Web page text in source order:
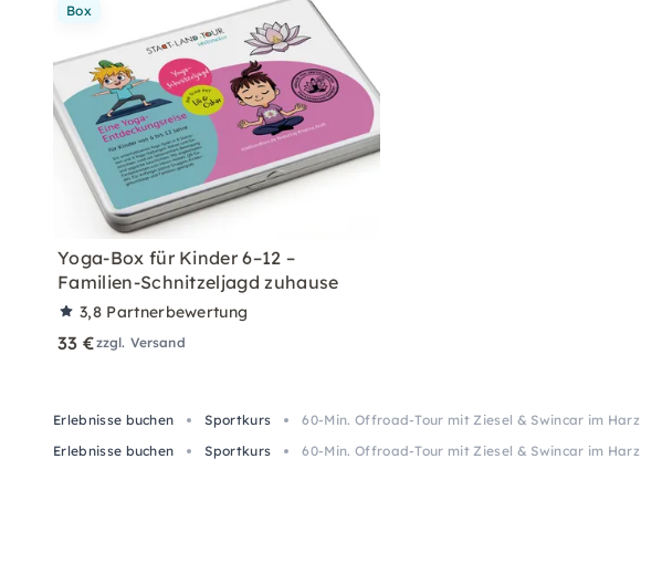
Box
Yoga-Box für Kinder 6–12 –
Familien-Schnitzeljagd zuhause
3,8 Partnerbewertung
33 €zzgl. Versand
Erlebnisse buchen Sportkurs
60-Min. Offroad-Tour mit Ziesel & Swincar im Harz
Erlebnisse buchen
Sportkurs 60-Min. Offroad-Tour mit Ziesel & Swincar im Harz